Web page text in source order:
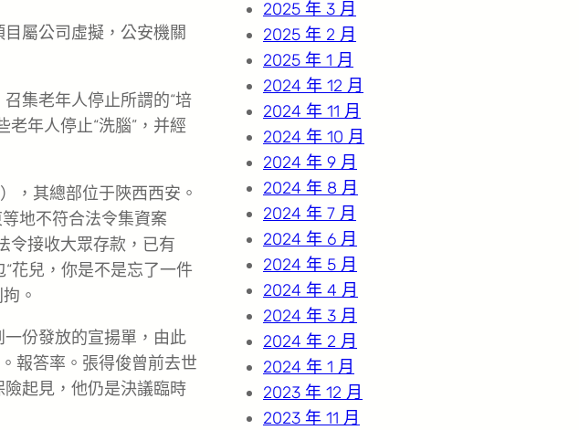
屬公司虛擬，公安機關
集老年人停止所謂的“培
老年人停止“洗腦”，并經
，其總部位于陜西西安。
地不符合法令集資案
令接收大眾存款，已有
花兒，你是不是忘了一件
。
一份發放的宣揚單，由此
報答率。張得俊曾前去世
起見，他仍是決議臨時
2025 年 3 月
2025 年 2 月
2025 年 1 月
2024 年 12 月
2024 年 11 月
2024 年 10 月
2024 年 9 月
2024 年 8 月
2024 年 7 月
2024 年 6 月
2024 年 5 月
2024 年 4 月
2024 年 3 月
2024 年 2 月
2024 年 1 月
2023 年 12 月
2023 年 11 月